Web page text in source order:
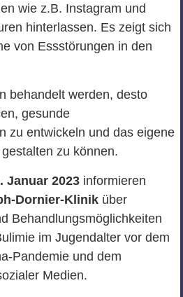
wie z.B. Instagram und
hinterlassen. Es zeigt sich
von Essstörungen in den
behandelt werden, desto
gesunde
zu entwickeln und das eigene
zu können.
Januar 2023informieren
Dornier-Kliniküber
Behandlungsmöglichkeiten
im Jugendalter vor dem
Pandemie und dem
Medien.